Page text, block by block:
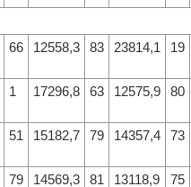
66 12558,3 83 23814,1 19
1 17296,8 63 12575,9 80
51 15182,7 79 14357,4 73
79 14569,3 81 13118,9 75